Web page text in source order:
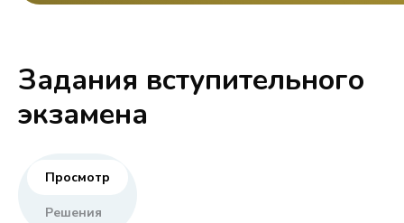
Задания вступительного
экзамена
Просмотр
Решения